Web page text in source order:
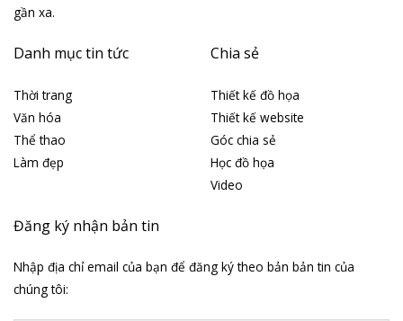
gần xa.
Danh mục tin tức
Thời trang
Văn hóa
Thể thao
Làm đẹp
Chia sẻ
Thiết kế đồ họa
Thiết kế website
Góc chia sẻ
Học đồ họa
Video
Đăng ký nhận bản tin
Nhập địa chỉ email của bạn để đăng ký theo bản bản tin của
chúng tôi: